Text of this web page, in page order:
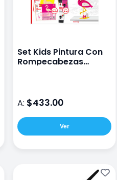
Set Kids Pintura Con
Rompecabezas
A: $433.00
Ver